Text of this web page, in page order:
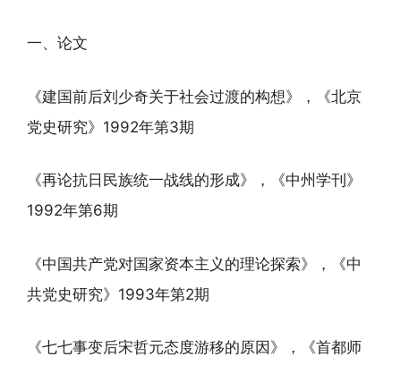
一、论文
《建国前后刘少奇关于社会过渡的构想》，《北京
党史研究》1992年第3期
《再论抗日民族统一战线的形成》，《中州学刊》
1992年第6期
《中国共产党对国家资本主义的理论探索》，《中
共党史研究》1993年第2期
《七七事变后宋哲元态度游移的原因》，《首都师